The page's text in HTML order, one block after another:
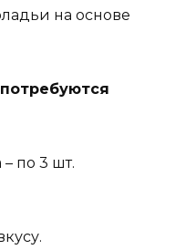
на основе
по 3 шт.